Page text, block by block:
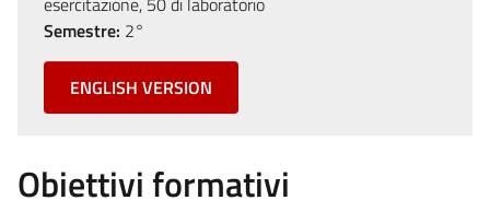
Semestre: 2°
ENGLISH VERSION
Obiettivi formativi